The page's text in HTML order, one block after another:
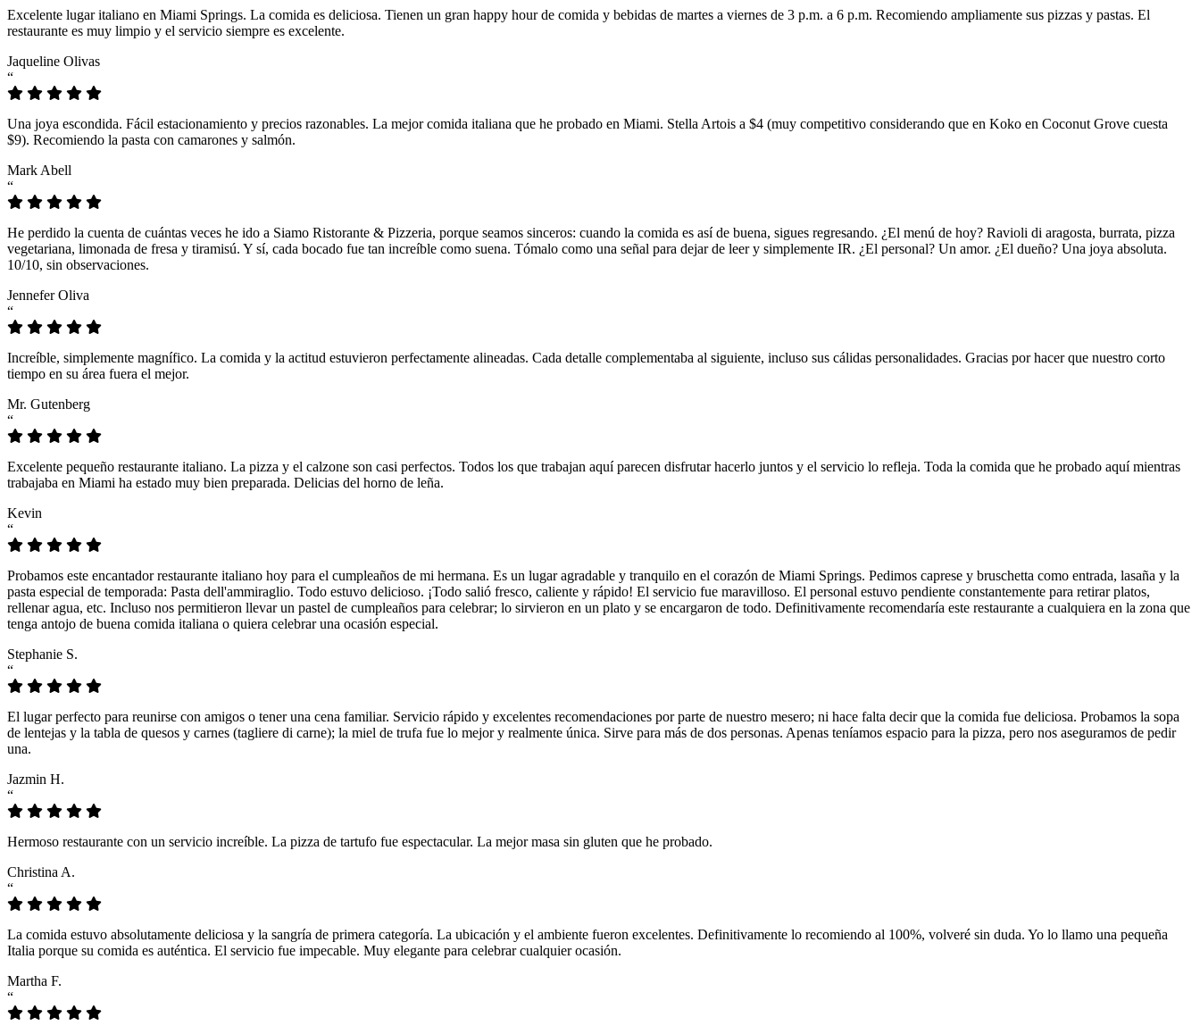
Excelente lugar italiano en Miami Springs. La comida es deliciosa. Tienen un gran happy hour de comida y bebidas de martes a viernes de 3 p.m. a 6 p.m. Recomiendo ampliamente sus pizzas y pastas. El
restaurante es muy limpio y el servicio siempre es excelente.
Jaqueline Olivas
“
Una joya escondida. Fácil estacionamiento y precios razonables. La mejor comida italiana que he probado en Miami. Stella Artois a $4 (muy competitivo considerando que en Koko en Coconut Grove cuesta
$9). Recomiendo la pasta con camarones y salmón.
Mark Abell
“
He perdido la cuenta de cuántas veces he ido a Siamo Ristorante & Pizzeria, porque seamos sinceros: cuando la comida es así de buena, sigues regresando. ¿El menú de hoy? Ravioli di aragosta, burrata, pizza
vegetariana, limonada de fresa y tiramisú. Y sí, cada bocado fue tan increíble como suena. Tómalo como una señal para dejar de leer y simplemente IR. ¿El personal? Un amor. ¿El dueño? Una joya absoluta.
10/10, sin observaciones.
Jennefer Oliva
“
Increíble, simplemente magnífico. La comida y la actitud estuvieron perfectamente alineadas. Cada detalle complementaba al siguiente, incluso sus cálidas personalidades. Gracias por hacer que nuestro corto
tiempo en su área fuera el mejor.
Mr. Gutenberg
“
Excelente pequeño restaurante italiano. La pizza y el calzone son casi perfectos. Todos los que trabajan aquí parecen disfrutar hacerlo juntos y el servicio lo refleja. Toda la comida que he probado aquí mientras
trabajaba en Miami ha estado muy bien preparada. Delicias del horno de leña.
Kevin
“
Probamos este encantador restaurante italiano hoy para el cumpleaños de mi hermana. Es un lugar agradable y tranquilo en el corazón de Miami Springs. Pedimos caprese y bruschetta como entrada, lasaña y la
pasta especial de temporada: Pasta dell'ammiraglio. Todo estuvo delicioso. ¡Todo salió fresco, caliente y rápido! El servicio fue maravilloso. El personal estuvo pendiente constantemente para retirar platos,
rellenar agua, etc. Incluso nos permitieron llevar un pastel de cumpleaños para celebrar; lo sirvieron en un plato y se encargaron de todo. Definitivamente recomendaría este restaurante a cualquiera en la zona que
tenga antojo de buena comida italiana o quiera celebrar una ocasión especial.
Stephanie S.
“
El lugar perfecto para reunirse con amigos o tener una cena familiar. Servicio rápido y excelentes recomendaciones por parte de nuestro mesero; ni hace falta decir que la comida fue deliciosa. Probamos la sopa
de lentejas y la tabla de quesos y carnes (tagliere di carne); la miel de trufa fue lo mejor y realmente única. Sirve para más de dos personas. Apenas teníamos espacio para la pizza, pero nos aseguramos de pedir
una.
Jazmin H.
“
Hermoso restaurante con un servicio increíble. La pizza de tartufo fue espectacular. La mejor masa sin gluten que he probado.
Christina A.
“
La comida estuvo absolutamente deliciosa y la sangría de primera categoría. La ubicación y el ambiente fueron excelentes. Definitivamente lo recomiendo al 100%, volveré sin duda. Yo lo llamo una pequeña
Italia porque su comida es auténtica. El servicio fue impecable. Muy elegante para celebrar cualquier ocasión.
Martha F.
“